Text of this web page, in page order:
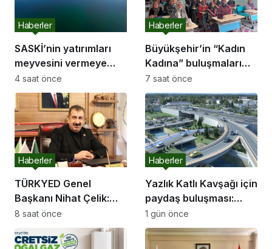
SASKİ’nin yatırımları
meyvesini vermeye
başladı:
Haberler
4 saat önce
Büyükşehir’in “Kadın
Kadına” buluşmaları
Akyazı’da devam etti
Haberler
7 saat önce
TÜRKYED Genel
Başkanı Nihat Çelik:
“Gençliğine Sahip
Çıkmayan Milletler
Geleceğini İnşa
Haberler
8 saat önce
Yazlık Katlı Kavşağı için
paydaş buluşması:
“İletişim kanallarımız
hep açık olacak”
Haberler
1 gün önce